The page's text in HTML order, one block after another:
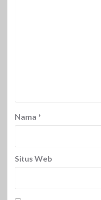
Nama *
Situs Web